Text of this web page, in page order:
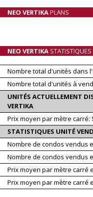
NEO VERTIKAPLANS
NEO VERTIKA STATISTIQUES
Nombre total d'unités dans
Nombre total d'unités à
UNITÉS ACTUELLEMENT
VERTIKA
Prix moyen par mètre carré:
STATISTIQUES UNITÉ
Nombre de condos vendus
Nombre de condos vendus
Prix moyen par mètre carré
Prix moyen par mètre carré